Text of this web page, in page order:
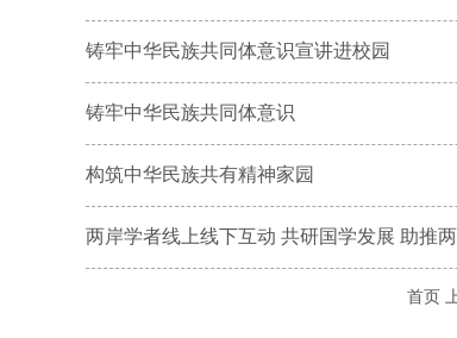
铸牢中华民族共同体意识宣讲进校园
铸牢中华民族共同体意识
构筑中华民族共有精神家园
两岸学者线上线下互动 共研国学发展 助推
首页